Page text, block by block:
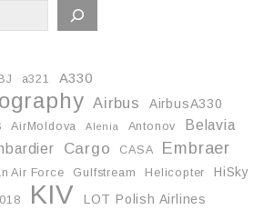
a321 A330
Airbus
AirbusA330
AirMoldova Alenia Antonov Belavia
Cargo CASA Embraer
Air Force Gulfstream Helicopter HiSky
KIV
LOT Polish Airlines